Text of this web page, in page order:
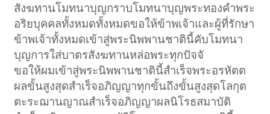
สังฆทานโมทนาบุญกราบโมทนาบุญพระทองคำพระ
อริยบุคคลทั้งหมดทั้งหมดขอให้ข้าพเจ้าและผู้ที่รักษา
ข้าพเจ้าทั้งหมดเข้าสู่พระนิพพานชาตินี้คับโมทนา
บุญการใส่บาตรสังฆทานหล่อพระทุกปัจจั
ขอให้ผมเข้าสู่พระนิพพานชาตินี้สำเร็จพระอรหัตต
ผลขั้นสูงสุดสำเร็จอภิญญาทุกขั้นถึงขั้นสูงสุดโลกุต
ตะระฌานญาณสำเร็จอภิญญาผลนิโรธสมาบัติ